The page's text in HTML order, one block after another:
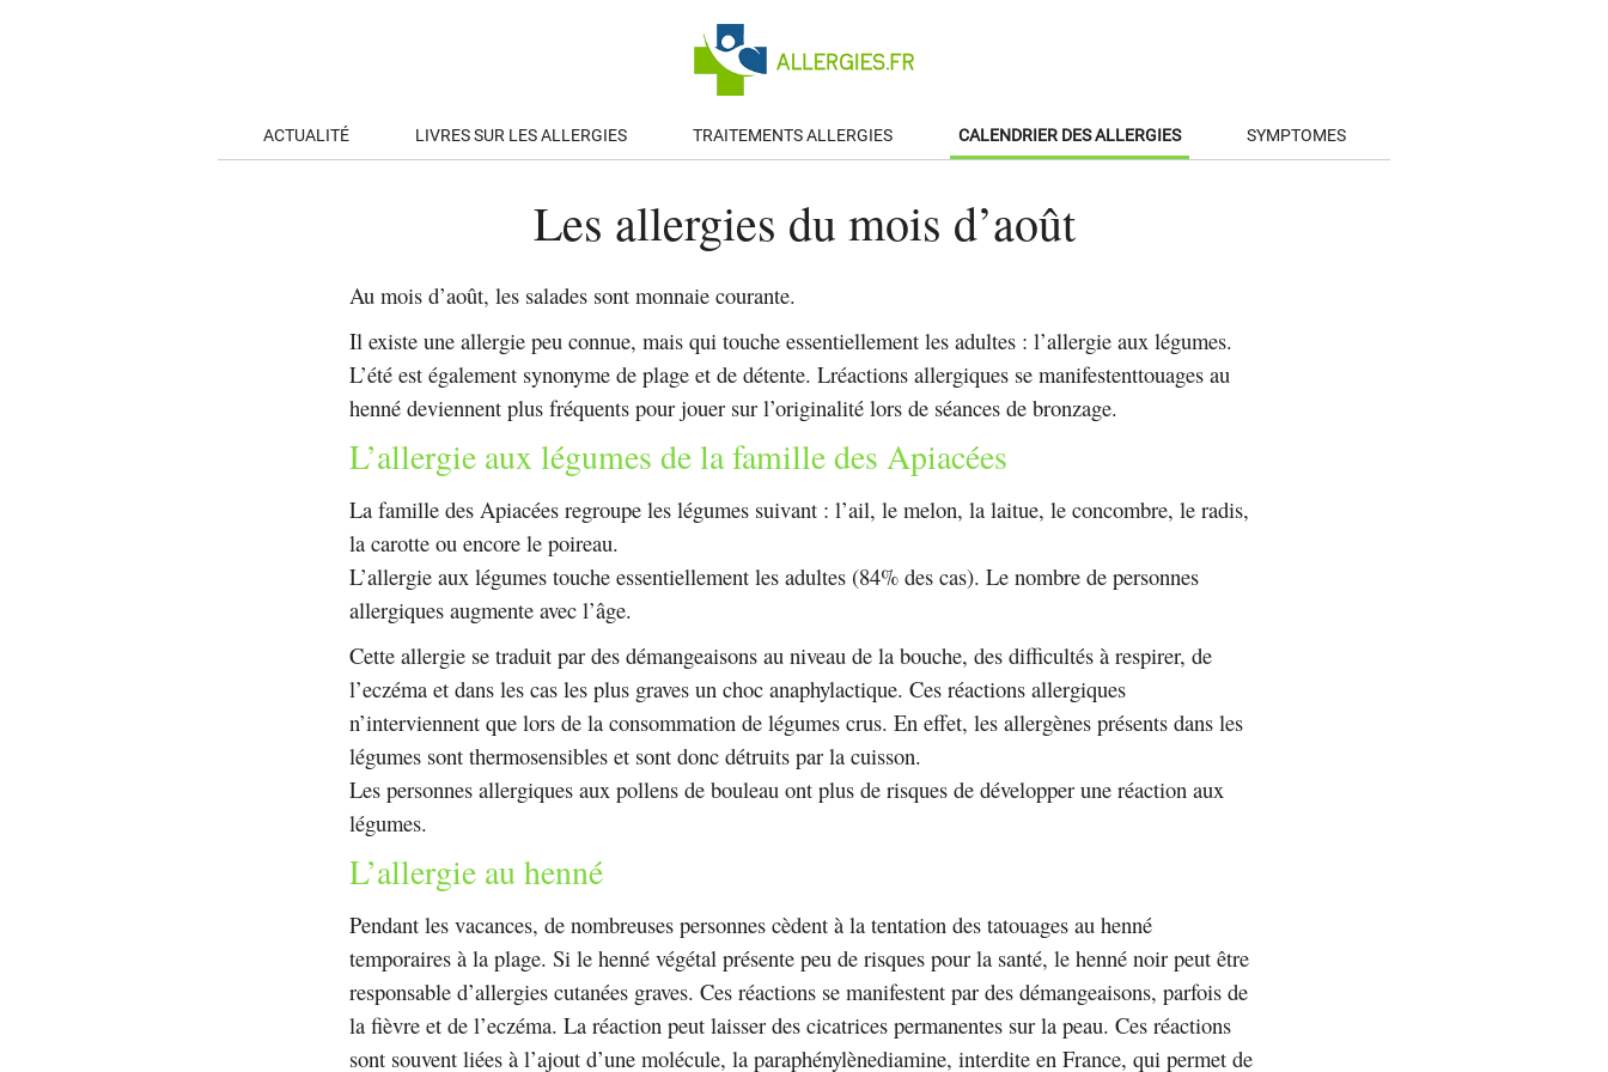
ACTUALITÉ LIVRES SUR LES ALLERGIES TRAITEMENTS ALLERGIES CALENDRIER DES ALLERGIES SYMPTOMES
Les allergies du mois d’août
Au mois d’août, les salades sont monnaie courante.
Il existe une allergie peu connue, mais qui touche essentiellement les adultes : l’allergie aux légumes.
L’été est également synonyme de plage et de détente. Lréactions allergiques se manifestenttouages au
henné deviennent plus fréquents pour jouer sur l’originalité lors de séances de bronzage.
L’allergie aux légumes de la famille des Apiacées
La famille des Apiacées regroupe les légumes suivant : l’ail, le melon, la laitue, le concombre, le radis,
la carotte ou encore le poireau.
L’allergie aux légumes touche essentiellement les adultes (84% des cas). Le nombre de personnes
allergiques augmente avec l’âge.
Cette allergie se traduit par des démangeaisons au niveau de la bouche, des difficultés à respirer, de
l’eczéma et dans les cas les plus graves un choc anaphylactique. Ces réactions allergiques
n’interviennent que lors de la consommation de légumes crus. En effet, les allergènes présents dans les
légumes sont thermosensibles et sont donc détruits par la cuisson.
Les personnes allergiques aux pollens de bouleau ont plus de risques de développer une réaction aux
légumes.
L’allergie au henné
Pendant les vacances, de nombreuses personnes cèdent à la tentation des tatouages au henné
temporaires à la plage. Si le henné végétal présente peu de risques pour la santé, le henné noir peut être
responsable d’allergies cutanées graves. Ces réactions se manifestent par des démangeaisons, parfois de
la fièvre et de l’eczéma. La réaction peut laisser des cicatrices permanentes sur la peau. Ces réactions
sont souvent liées à l’ajout d’une molécule, la paraphénylènediamine, interdite en France, qui permet de